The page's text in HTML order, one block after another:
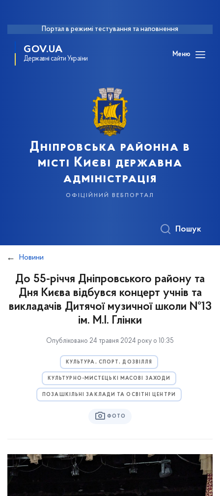
Портал в режимі тестування та наповнення
GOV.UA
Державні сайти України
Меню
Дніпровська районна в
місті Києві державна
адміністрація
офіційний вебпортал
Пошук
Новини
До 55-річчя Дніпровського району та
Дня Києва відбувся концерт учнів та
викладачів Дитячої музичної школи №13
ім. М.І. Глінки
Опубліковано 24 травня 2024 року о 10:35
КУЛЬТУРА, СПОРТ, ДОЗВІЛЛЯ
КУЛЬТУРНО-МИСТЕЦЬКІ МАСОВІ ЗАХОДИ
ПОЗАШКІЛЬНІ ЗАКЛАДИ ТА ОСВІТНІ ЦЕНТРИ
ФОТО